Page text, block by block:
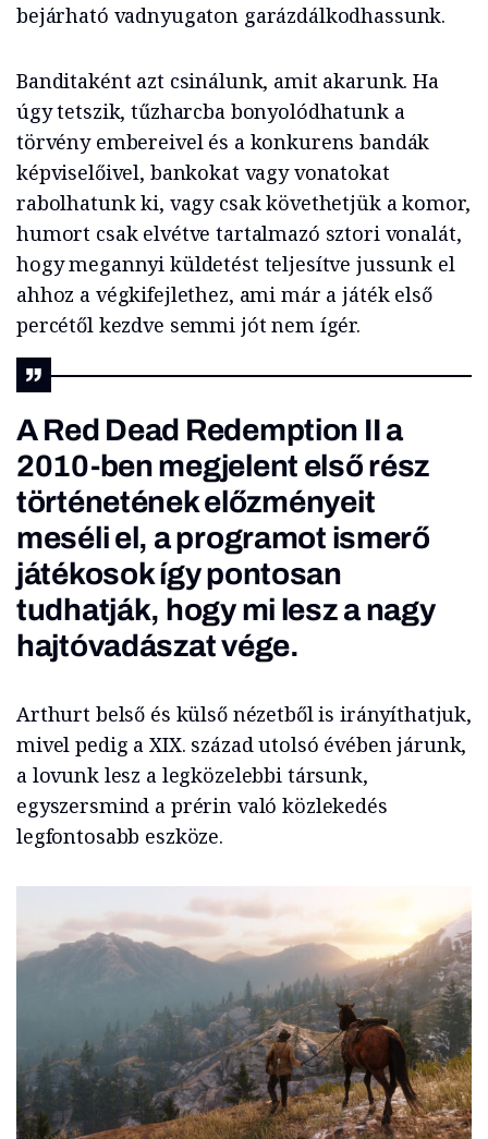
bejárható vadnyugaton garázdálkodhassunk.
Banditaként azt csinálunk, amit akarunk. Ha
úgy tetszik, tűzharcba bonyolódhatunk a
törvény embereivel és a konkurens bandák
képviselőivel, bankokat vagy vonatokat
rabolhatunk ki, vagy csak követhetjük a komor,
humort csak elvétve tartalmazó sztori vonalát,
hogy megannyi küldetést teljesítve jussunk el
ahhoz a végkifejlethez, ami már a játék első
percétől kezdve semmi jót nem ígér.
A Red Dead Redemption II a
2010-ben megjelent első rész
történetének előzményeit
meséli el, a programot ismerő
játékosok így pontosan
tudhatják, hogy mi lesz a nagy
hajtóvadászat vége.
Arthurt belső és külső nézetből is irányíthatjuk,
mivel pedig a XIX. század utolsó évében járunk,
a lovunk lesz a legközelebbi társunk,
egyszersmind a prérin való közlekedés
legfontosabb eszköze.